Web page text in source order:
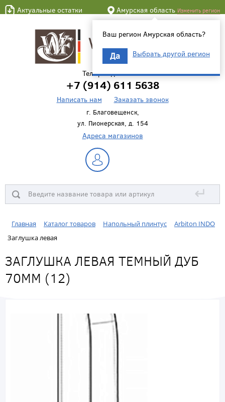
Актуальные остатки Амурская область Изменить регион
Ваш регион Амурская область?
Да Выбрать другой регион
Телефон для связи
+7 (914) 611 5638
Написать нам Заказать звонок
г. Благовещенск,
ул. Пионерская, д. 154
Адреса магазинов
↵
Главная Каталог товаров Напольный плинтус
Arbiton INDO
Заглушка левая
ЗАГЛУШКА ЛЕВАЯ ТЕМНЫЙ ДУБ
70ММ (12)